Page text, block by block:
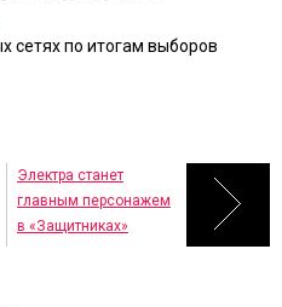
сетях по итогам выборов
Электра станет
главным персонажем
в «Защитниках»